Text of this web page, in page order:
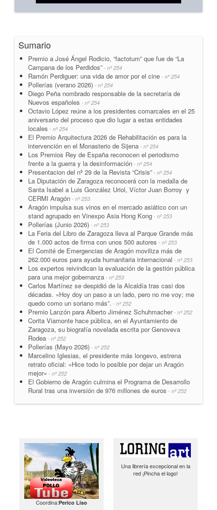
Sumario
Premio a José Ángel Rodicio, “factotum” que fue de “La
Campana de los Perdidos” - nº 254
Ramón Perdiguer: una vida de amor por el cine - nº 254
Pollerías (verano 2026) - nº 254
Diego Peña nombrado responsable de la secretaría de
Nuevos españoles - nº 254
Octavio López reúne a los presidentes comarcales en el 25
aniversario del proceso que dio lugar a estas entidades
locales - nº 254
El Premio Arquitectura 2026 de Rehabilitación es para la
intervención en el Monasterio de Sijena - nº 254
Los Premios Rey de España reconocen el periodismo
frente a la guerra y la desinformación - nº 254
Presentacion del nº 29 de la Revista “Crisis” - nº 254
La Diputación de Zaragoza reconocerá con la medalla de
Santa Isabel a Luis González Uriol, Víctor Juan Borroy y
CERMI Aragón - nº 253
Aragón impulsa sus vinos en el mercado asiático con un
stand agrupado en Vinexpo Asia Hong Kong - nº 253
Pollerías (Junio 2026) - nº 253
La Feria del Libro de Zaragoza lleva al Parque Grande más
de 1.000 actos de firma con unos 500 autores - nº 253
El Comité de Emergencias de Aragón moviliza más de
262.000 euros para ayuda humanitaria internacional - nº 253
Los expertos reivindican la evaluación de la gestión pública
para una mejor gobernanza - nº 253
Carlos Martínez se despidió de la Alcaldía tras casi dos
décadas. «Hoy doy un paso a un lado, pero no me voy; me
quedo como un soriano más”. - nº 252
Premio Lanzón para Alberto Jiménez Schuhmacher- nº 252
Corita Viamonte hace pública, en el Ayuntamiento de
Zaragoza, su biografía novelada escrita por Genoveva
Rodea - nº 252
Pollerías (Mayo 2026) - nº 252
Marcelino Iglesias, el presidente más longevo, estrena
retrato oficial: «Hice todo lo posible por dejar un Aragón
mejor» - nº 252
El Gobierno de Aragón culmina el Programa de Desarrollo
Rural tras una inversión de 976 millones de euros - nº 252
Coordina:Perico Liso
Una librería excepcional en la
red ¡Pincha el logo!